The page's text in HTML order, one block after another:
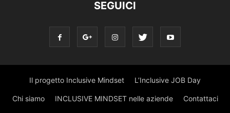
SEGUICI
Il progetto Inclusive Mindset L’Inclusive JOB Day
Chi siamo INCLUSIVE MINDSET nelle aziende Contattaci